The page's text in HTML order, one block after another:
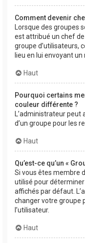
Comment devenir
Lorsque des groupes
est attribué un chef
groupe d’utilisateurs,
lieu en lui envoyant un
Haut
Pourquoi certains
couleur différente ?
L’administrateur peut
d’un groupe pour les
Haut
Qu’est-ce qu’un «
Si vous êtes membre
utilisé pour
affichés par défaut.
changer votre groupe
l’utilisateur.
Haut